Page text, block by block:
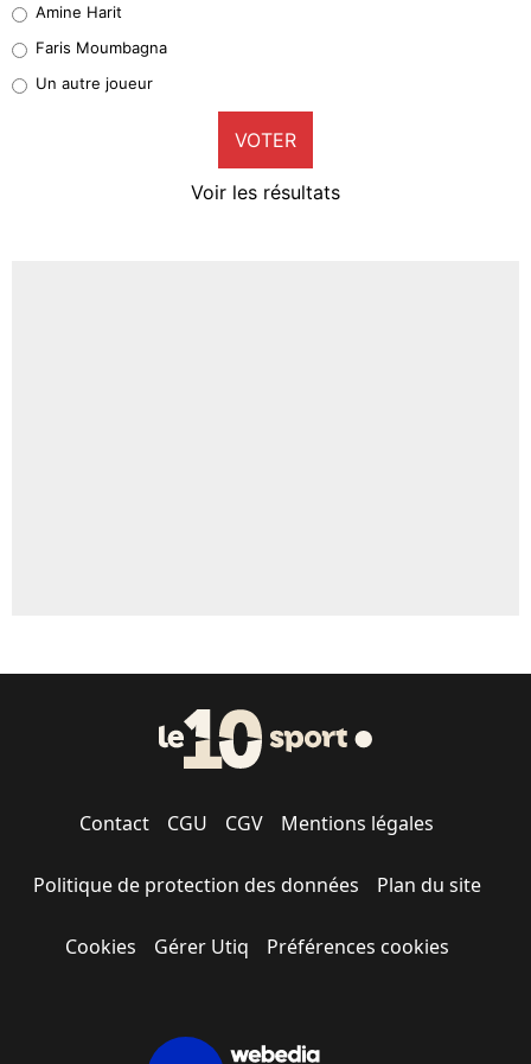
1%
9%
Amine Harit
Faris Moumbagna
Un autre joueur
VOTER
Voir les résultats
Contact CGU CGV Mentions légales
Politique de protection des données Plan du site
Cookies Gérer Utiq Préférences cookies